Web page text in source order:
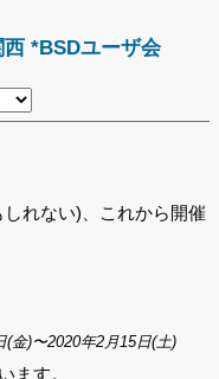
西 *BSDユーザ会
れない)、これから開催
(金)〜2020年2月15日(土)
ます。